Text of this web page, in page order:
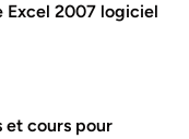
Excel 2007 logiciel
et cours pour